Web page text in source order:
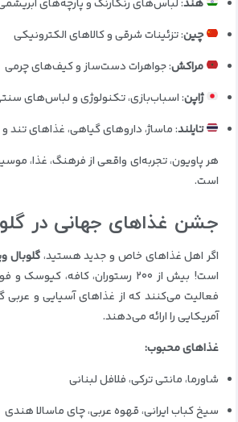
هند: لباس‌های رنگارنگ و پارچه‌های
چین: تزئینات شرقی و کالاهای الکترونیکی
مراکش: جواهرات دست‌ساز و کیف‌های چرمی
ژاپن: اسباب‌بازی، تکنولوژی و لباس‌های
تایلند: ماساژ، داروهای گیاهی، غذاهای تند
هر پاویون، تجربه‌ای واقعی از فرهنگ، غذا،
است.
جشن غذاهای جهانی در
اگر اهل غذاهای خاص و جدید هستید،گلوبال
است! بیش از ۲۰۰ رستوران، کافه،
فعالیت می‌کنند که از غذاهای آسیایی و
آمریکایی را ارائه می‌دهند.
غذاهای محبوب:
شاورما، مانتی ترکی، فلافل لبنانی
سیخ کباب ایرانی، قهوه عربی، چای ماسالا هندی